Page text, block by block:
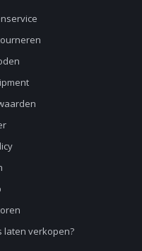
laten verkopen?